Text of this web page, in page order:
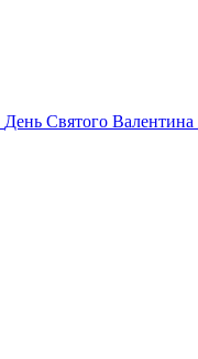
День Святого Валентина